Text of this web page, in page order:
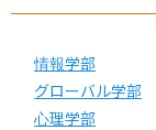
情報学部
グローバル学部
心理学部